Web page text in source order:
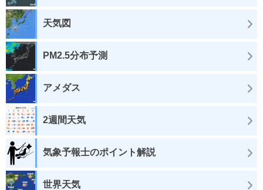
天気図
PM2.5分布予測
アメダス
2週間天気
気象予報士のポイント解説
世界天気